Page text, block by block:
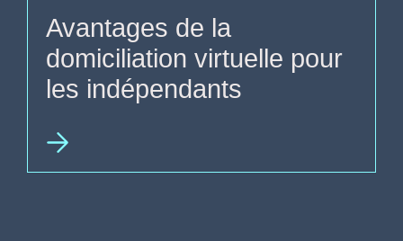
Avantages de la
domiciliation virtuelle pour
les indépendants